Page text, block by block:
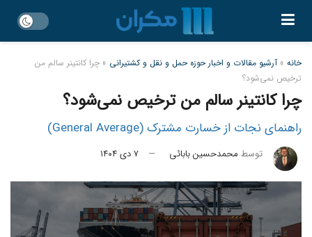
خانه » آرشیو مقالات و اخبار حوزه حمل و نقل و کشتیرانی » چرا کانتینر سالم من
ترخیص نمی‌شود؟
چرا کانتینر سالم من ترخیص نمی‌شود؟
راهنمای نجات از خسارت مشترک (General Average)
توسط محمدحسین بابائی ۷ دی ۱۴۰۴